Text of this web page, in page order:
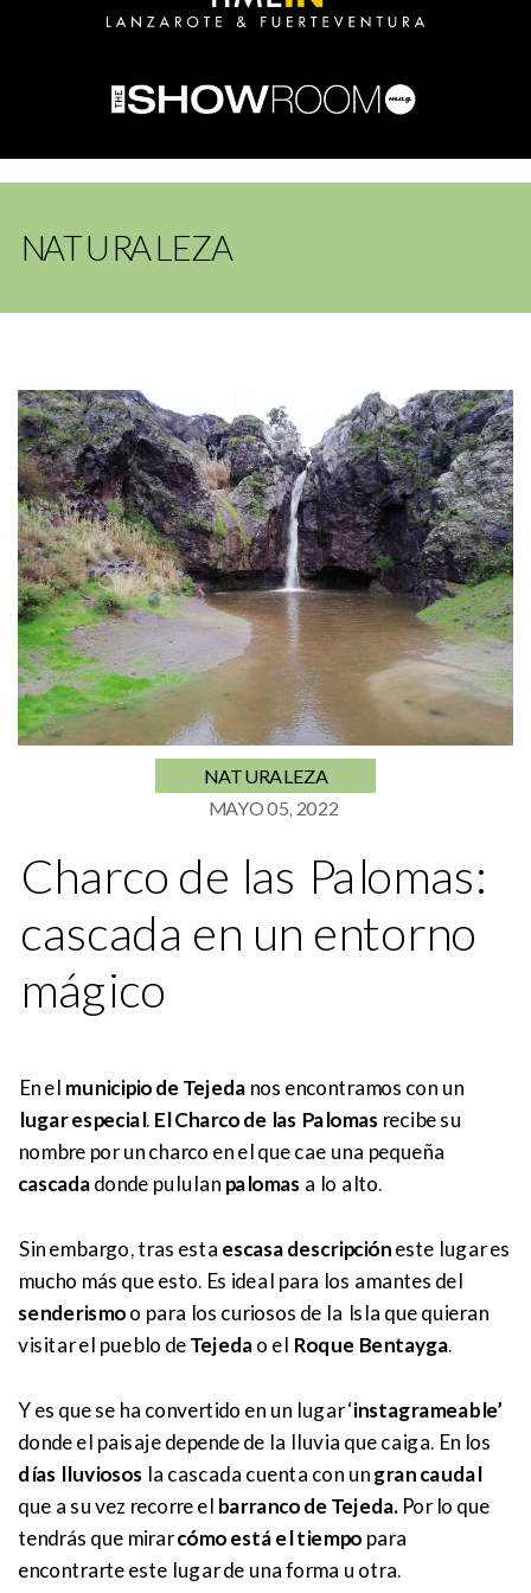
NATURALEZA
NATURALEZA
MAYO 05, 2022
Charco de las Palomas:
cascada en un entorno
mágico
En el municipio de Tejeda nos encontramos con un
lugar especial. El Charco de las Palomas recibe su
nombre por un charco en el que cae una pequeña
cascadadonde pululan palomas a lo alto.
Sin embargo, tras esta escasa descripcióneste lugar es
mucho más que esto. Es ideal para los amantes del
senderismoo para los curiosos de la Isla que quieran
visitar el pueblo deTejedao el Roque Bentayga.
Y es que se ha convertido en un lugar ‘instagrameable’
donde el paisaje depende de la lluvia que caiga. En los
días lluviosos la cascada cuenta con ungran caudal
que a su vez recorre el barranco de Tejeda. Por lo que
tendrás que mirarcómo está el tiempo para
encontrarte este lugar de una forma u otra.